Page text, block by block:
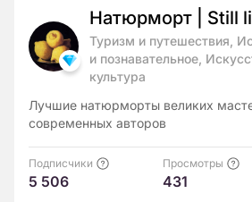
Натюрморт | Still
Туризм и путешествия,
и познавательное,
культура
Лучшие натюрморты великих
современных авторов
Подписчики
5 506
Просмотры
431